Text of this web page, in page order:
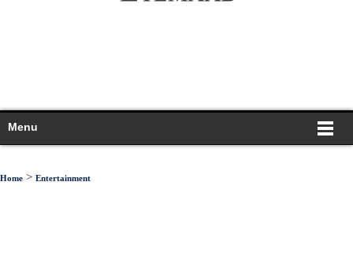
Menu
Home > Entertainment